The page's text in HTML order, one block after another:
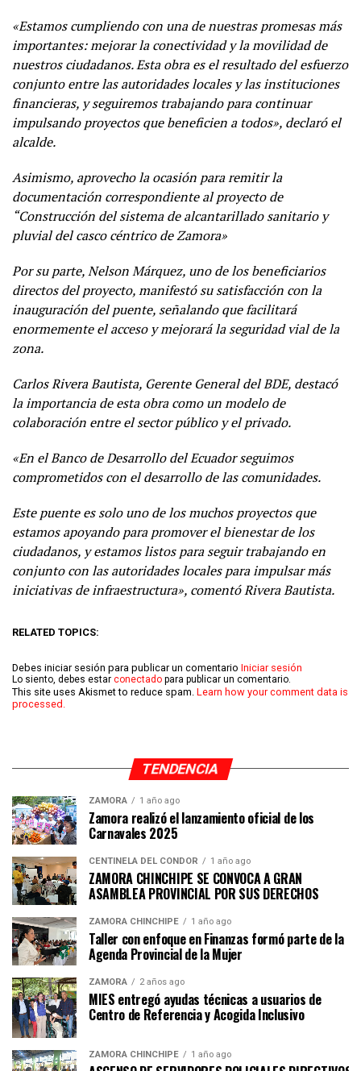
«Estamos cumpliendo con una de nuestras promesas más
importantes: mejorar la conectividad y la movilidad de
nuestros ciudadanos. Esta obra es el resultado del esfuerzo
conjunto entre las autoridades locales y las instituciones
financieras, y seguiremos trabajando para continuar
impulsando proyectos que beneficien a todos», declaró el
alcalde.
Asimismo, aprovecho la ocasión para remitir la
documentación correspondiente al proyecto de
“Construcción del sistema de alcantarillado sanitario y
pluvial del casco céntrico de Zamora»
Por su parte, Nelson Márquez, uno de los beneficiarios
directos del proyecto, manifestó su satisfacción con la
inauguración del puente, señalando que facilitará
enormemente el acceso y mejorará la seguridad vial de la
zona.
Carlos Rivera Bautista, Gerente General del BDE, destacó
la importancia de esta obra como un modelo de
colaboración entre el sector público y el privado.
«En el Banco de Desarrollo del Ecuador seguimos
comprometidos con el desarrollo de las comunidades.
Este puente es solo uno de los muchos proyectos que
estamos apoyando para promover el bienestar de los
ciudadanos, y estamos listos para seguir trabajando en
conjunto con las autoridades locales para impulsar más
iniciativas de infraestructura», comentó Rivera Bautista.
RELATED TOPICS:
Debes iniciar sesión para publicar un comentario Iniciar sesión
Lo siento, debes estar conectado para publicar un comentario.
This site uses Akismet to reduce spam. Learn how your comment data is
processed.
TENDENCIA
ZAMORA 1 año ago
Zamora realizó el lanzamiento oficial de los
Carnavales 2025
CENTINELA DEL CÓNDOR 1 año ago
ZAMORA CHINCHIPE SE CONVOCA A GRAN
ASAMBLEA PROVINCIAL POR SUS DERECHOS
ZAMORA CHINCHIPE 1 año ago
Taller con enfoque en Finanzas formó parte de la
Agenda Provincial de la Mujer
ZAMORA 2 años ago
MIES entregó ayudas técnicas a usuarios de
Centro de Referencia y Acogida Inclusivo
ZAMORA CHINCHIPE 1 año ago